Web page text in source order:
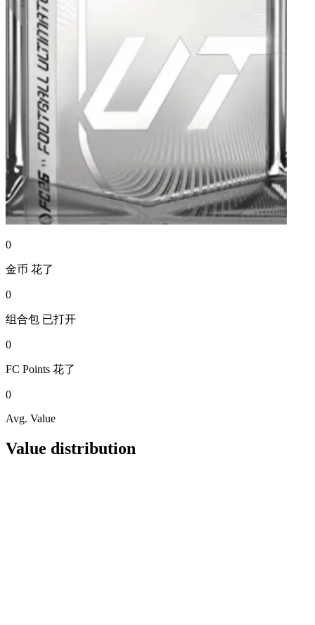
0
金币 花了
0
组合包 已打开
0
FC Points 花了
0
Avg. Value
Value distribution